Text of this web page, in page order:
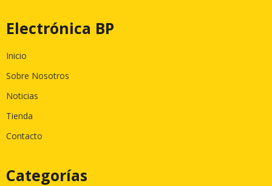
Electrónica BP
Inicio
Sobre Nosotros
Noticias
Tienda
Contacto
Categorías